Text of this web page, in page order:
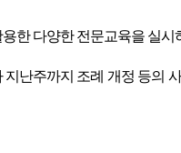
한 다양한 전문교육을 실시
난주까지 조례 개정 등의